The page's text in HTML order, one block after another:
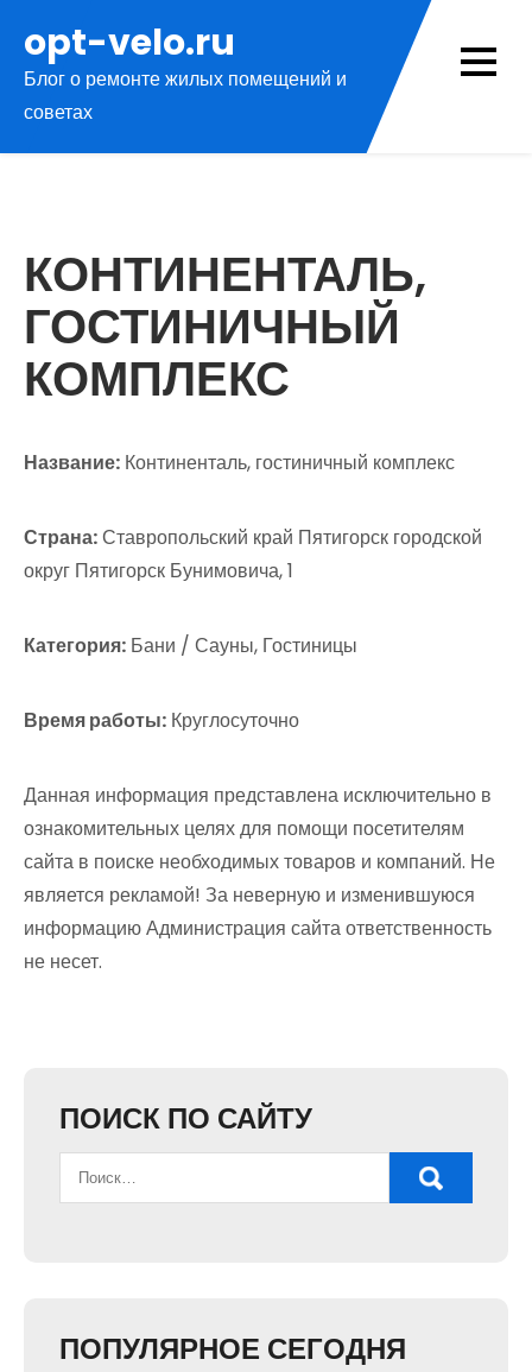
содержимому
opt-velo.ru
Блог о ремонте жилых помещений и
советах
КОНТИНЕНТАЛЬ,
ГОСТИНИЧНЫЙ
КОМПЛЕКС
Название: Континенталь, гостиничный комплекс
Страна:Ставропольский край Пятигорск городской
округ Пятигорск Бунимовича, 1
Категория: Бани / Сауны, Гостиницы
Время работы: Круглосуточно
Данная информация представлена исключительно в
ознакомительных целях для помощи посетителям
сайта в поиске необходимых товаров и компаний. Не
является рекламой! За неверную и изменившуюся
информацию Администрация сайта ответственность
не несет.
ПОИСК ПО САЙТУ
ПОПУЛЯРНОЕ СЕГОДНЯ